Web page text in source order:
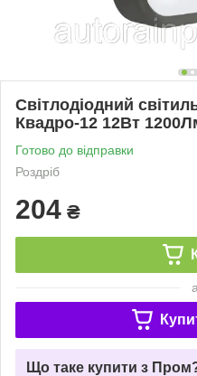
Світлодіодний
Квадро-12 12Вт
Готово до відправки
Роздріб
204 ₴
Що таке купити з